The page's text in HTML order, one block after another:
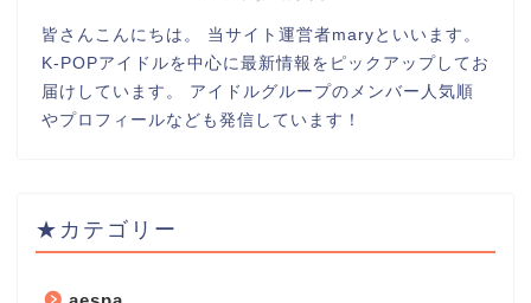
皆さんこんにちは。 当サイト運営者maryといいます。
K-POPアイドルを中心に最新情報をピックアップしてお
届けしています。 アイドルグループのメンバー人気順
やプロフィールなども発信しています！
★カテゴリー